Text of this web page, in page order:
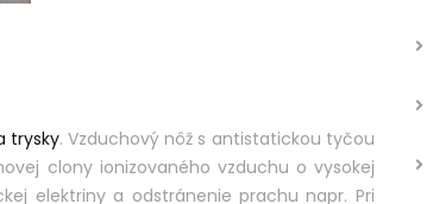
trysky. Vzduchový nôž s antistatickou tyčou
clony ionizovaného vzduchu o vysokej
elektriny a odstránenie prachu napr. Pri